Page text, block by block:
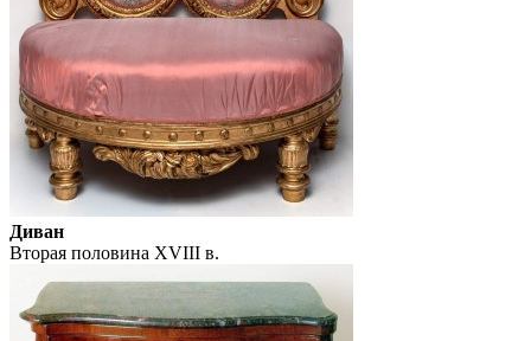
Диван
Вторая половина XVIII в.